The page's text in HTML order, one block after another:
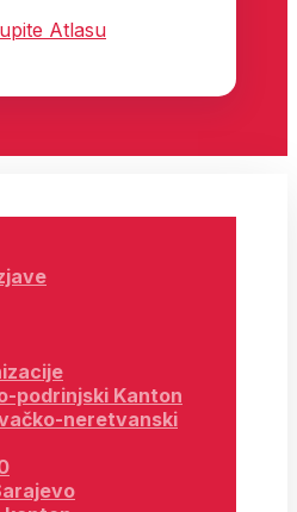
Atlasu
podrinjski Kanton
neretvanski